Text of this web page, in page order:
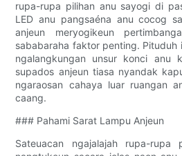
rupa-rupa pilihan anu sayogi di
LED anu pangsaéna anu cocog
anjeun meryogikeun
sababaraha faktor penting. Pituduh
ngalangkungan unsur konci anu
supados anjeun tiasa nyandak
ngaraosan cahaya luar ruangan
caang.
### Pahami Sarat Lampu Anjeun
Sateuacan ngajalajah rupa-rupa